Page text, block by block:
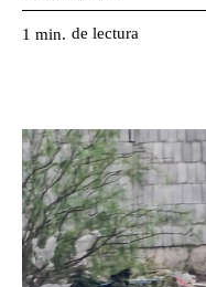
1 min. de lectura